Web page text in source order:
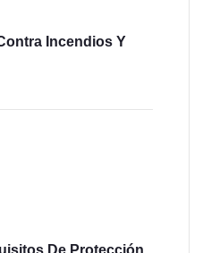
Incendios Y